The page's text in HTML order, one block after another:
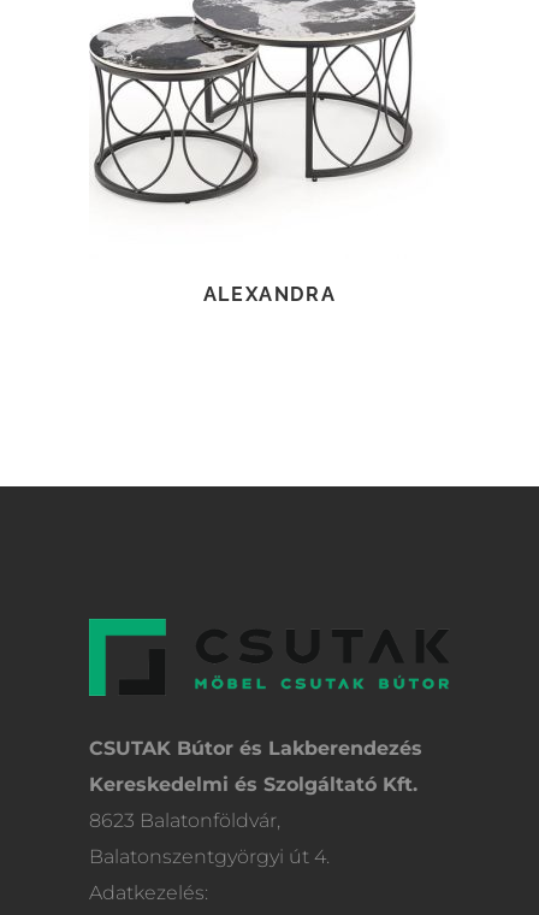
TOVÁBB OLVASOM
ALEXANDRA
CSUTAK Bútor és Lakberendezés
Kereskedelmi és Szolgáltató Kft.
8623 Balatonföldvár,
Balatonszentgyörgyi út 4.
Adatkezelés: